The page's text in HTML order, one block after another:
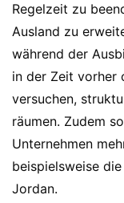
Regelzeit zu
Ausland zu
während der
in der Zeit vorher
versuchen,
räumen. Zudem
Unternehmen
beispielsweise
Jordan.